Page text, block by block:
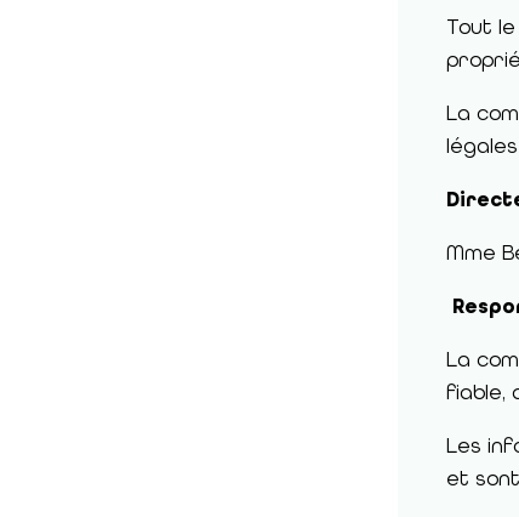
Tout
La
Mme
La
fiable,
Les
et